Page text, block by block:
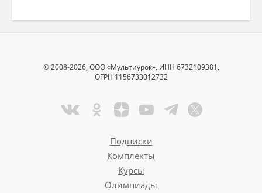
© 2008-2026, ООО «Мультиурок», ИНН 6732109381,
ОГРН 1156733012732
Подписки
Комплекты
Курсы
Олимпиады